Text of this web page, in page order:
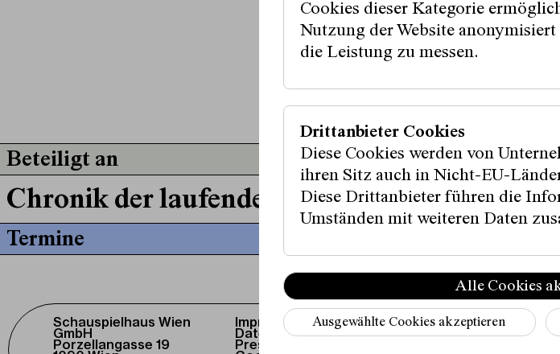
Beteiligt an
Chronik der laufenden Entgleisungen
Termine
Schauspielhaus Wien
GmbH
Porzellangasse 19
Impressum /
Datenschutz
Presse / Downloads
Instagram
Facebook
Cookies dieser Kategorie
Nutzung der Website
die Leistung zu messen.
Drittanbieter Cookies
Diese Cookies werden von
ihren Sitz auch in Nicht-EU-
Diese Drittanbieter führen die
Umständen mit weiteren Daten
Alle Cookies
Ausgewählte Cookies akzeptieren